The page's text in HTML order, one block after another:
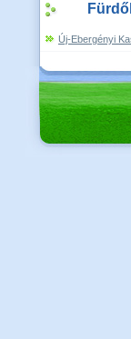
Új-Ebergényi